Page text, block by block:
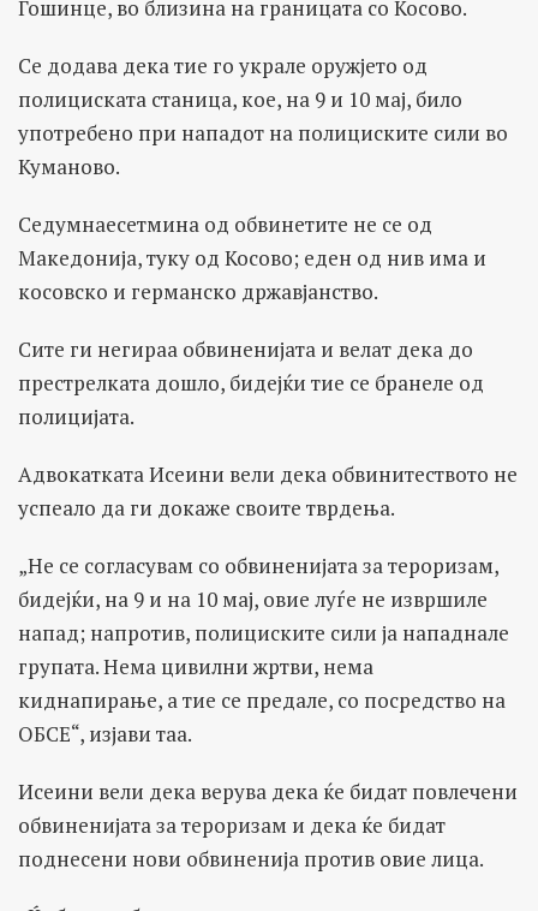
Гошинце, во близина на границата со Косово.
Се додава дека тие го украле оружјето од
полициската станица, кое, на 9 и 10 мај, било
употребено при нападот на полициските сили во
Куманово.
Седумнаесетмина од обвинетите не се од
Македонија, туку од Косово; еден од нив има и
косовско и германско државјанство.
Сите ги негираа обвиненијата и велат дека до
престрелката дошло, бидејќи тие се бранеле од
полицијата.
Адвокатката Исеини вели дека обвинитеството не
успеало да ги докаже своите тврдења.
„Не се согласувам со обвиненијата за тероризам,
бидејќи, на 9 и на 10 мај, овие луѓе не извршиле
напад; напротив, полициските сили ја нападнале
групата. Нема цивилни жртви, нема
киднапирање, а тие се предале, со посредство на
ОБСЕ“, изјави таа.
Исеини вели дека верува дека ќе бидат повлечени
обвиненијата за тероризам и дека ќе бидат
поднесени нови обвиненија против овие лица.